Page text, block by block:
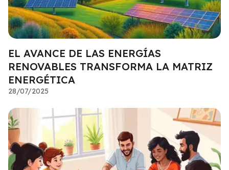
EL AVANCE DE LAS ENERGÍAS
RENOVABLES TRANSFORMA LA MATRIZ
ENERGÉTICA
28/07/2025